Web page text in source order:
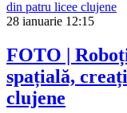
28 ianuarie 12:15
FOTO |
spațială,
clujene